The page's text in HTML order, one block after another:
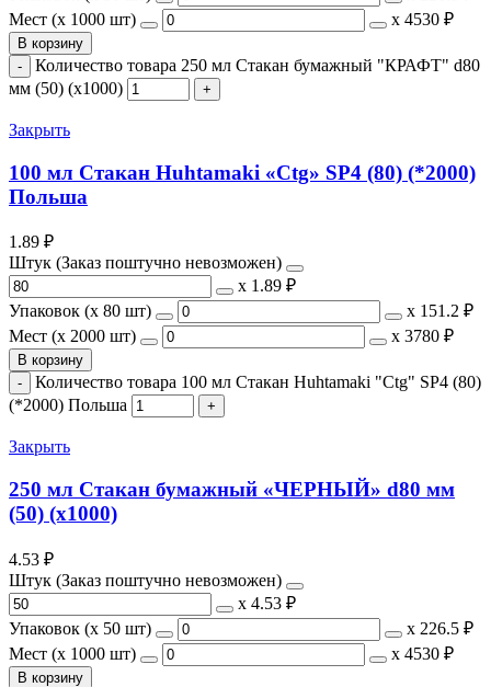
Мест (x 1000 шт)
х 4530 ₽
В корзину
Количество товара 250 мл Стакан бумажный "КРАФТ" d80
мм (50) (х1000)
Закрыть
100 мл Стакан Huhtamaki «Ctg» SP4 (80) (*2000)
Польша
1.89 ₽
Штук (Заказ поштучно невозможен)
х 1.89 ₽
Упаковок (x 80 шт)
х 151.2 ₽
Мест (x 2000 шт)
х 3780 ₽
В корзину
Количество товара 100 мл Стакан Huhtamaki "Ctg" SP4 (80)
(*2000) Польша
Закрыть
250 мл Стакан бумажный «ЧЕРНЫЙ» d80 мм
(50) (х1000)
4.53 ₽
Штук (Заказ поштучно невозможен)
х 4.53 ₽
Упаковок (x 50 шт)
х 226.5 ₽
Мест (x 1000 шт)
х 4530 ₽
В корзину